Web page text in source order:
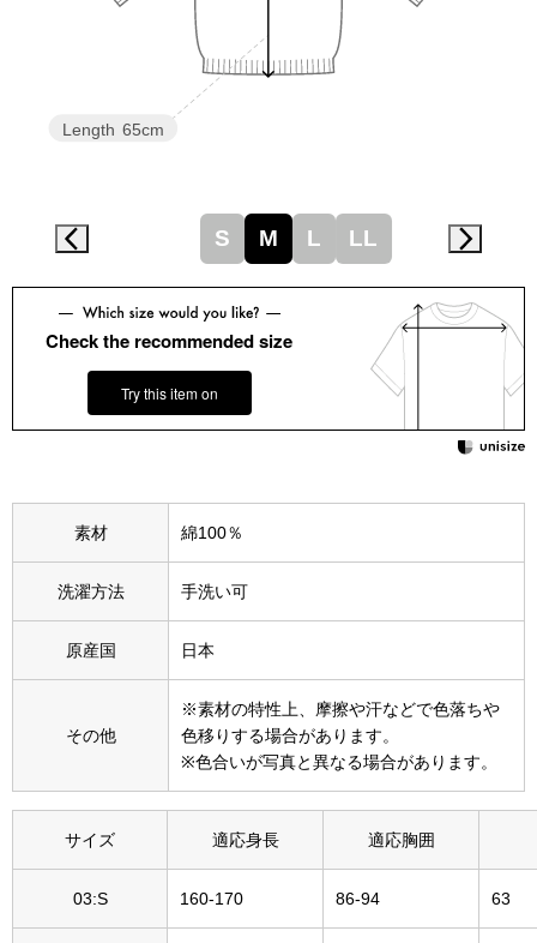
スニーカー
財布／小物
革小物
その他
ウオッチ
ネックレス
ブレスレット
Length 65cm
S M L LL
Check the recommended size
Try this item on
素材 綿100％
洗濯方法 手洗い可
原産国 日本
その他
※素材の特性上、摩擦や汗などで色落ちや
色移りする場合があります。
※色合いが写真と異なる場合があります。
サイズ 適応身長 適応胸囲
03:S 160-170 86-94 63